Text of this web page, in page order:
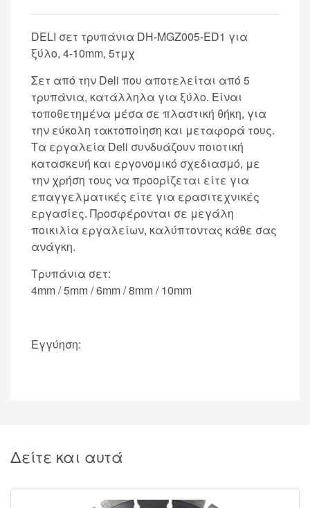
DELI σετ τρυπάνια DH-MGZ005-ED1 για
ξύλο, 4-10mm, 5τμχ
Σετ από την Deli που αποτελείται από 5
τρυπάνια, κατάλληλα για ξύλο. Είναι
τοποθετημένα μέσα σε πλαστική θήκη, για
την εύκολη τακτοποίηση και μεταφορά τους.
Τα εργαλεία Deli συνδυάζουν ποιοτική
κατασκευή και εργονομικό σχεδιασμό, με
την χρήση τους να προορίζεται είτε για
επαγγελματικές είτε για ερασιτεχνικές
εργασίες. Προσφέρονται σε μεγάλη
ποικιλία εργαλείων, καλύπτοντας κάθε σας
ανάγκη.
Τρυπάνια σετ:
4mm / 5mm / 6mm / 8mm / 10mm
Εγγύηση:
Δείτε και αυτά